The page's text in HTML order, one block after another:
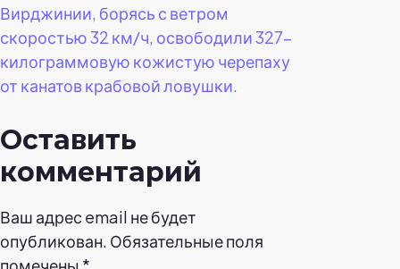
Вирджинии, борясь с ветром
скоростью 32 км/ч, освободили 327-
килограммовую кожистую черепаху
от канатов крабовой ловушки.
Оставить
комментарий
Ваш адрес email не будет
опубликован. Обязательные поля
помечены *